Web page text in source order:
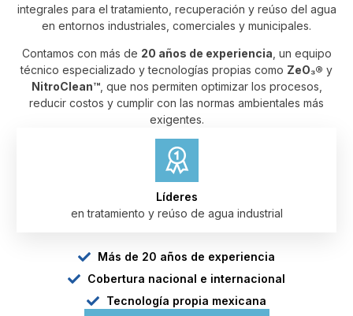
integrales para el tratamiento, recuperación y reúso del agua
en entornos industriales, comerciales y municipales.
Contamos con más de 20 años de experiencia , un equipo
técnico especializado y tecnologías propias como ZeO₃® y
NitroClean™, que nos permiten optimizar los procesos,
reducir costos y cumplir con las normas ambientales más
exigentes.
Líderes
en tratamiento y reúso de agua industrial
Más de 20 años de experiencia
Cobertura nacional e internacional
Tecnología propia mexicana